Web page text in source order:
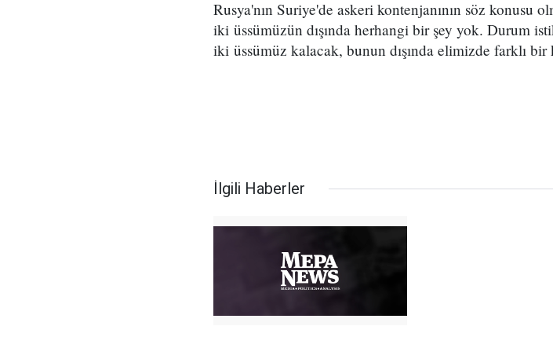
Rusya'nın Suriye'de askeri kontenjanının söz konusu
iki üssümüzün dışında herhangi bir şey yok. Durum
iki üssümüz kalacak, bunun dışında elimizde farklı
İlgili Haberler